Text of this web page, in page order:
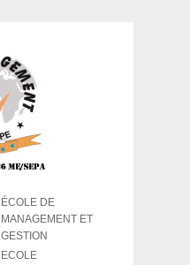
ÉCOLE DE
MANAGEMENT ET
GESTION
ECOLE